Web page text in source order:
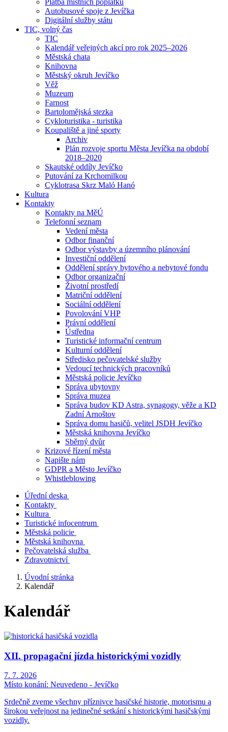
Platba místních poplatků
Autobusové spoje z Jevíčka
Digitální služby státu
TIC, volný čas
TIC
Kalendář veřejných akcí pro rok 2025–2026
Městská chata
Knihovna
Městský okruh Jevíčko
Věž
Muzeum
Farnost
Bartolomějská stezka
Cykloturistika - turistika
Koupaliště a jiné sporty
Archiv
Plán rozvoje sportu Města Jevíčka na období
2018–2020
Skautské oddíly Jevíčko
Putování za Krchomilkou
Cyklotrasa Skrz Maló Hanó
Kultura
Kontakty
Kontakty na MěÚ
Telefonní seznam
Vedení města
Odbor finanční
Odbor výstavby a územního plánování
Investiční oddělení
Oddělení správy bytového a nebytové fondu
Odbor organizační
Životní prostředí
Matriční oddělení
Sociální oddělení
Povolování VHP
Právní oddělení
Ústředna
Turistické informační centrum
Kulturní oddělení
Středisko pečovatelské služby
Vedoucí technických pracovníků
Městská policie Jevíčko
Správa ubytovny
Správa muzea
Správa budov KD Astra, synagogy, věže a KD
Zadní Arnoštov
Správa domu hasičů, velitel JSDH Jevíčko
Městská knihovna Jevíčko
Sběrný dvůr
Krizové řízení města
Napište nám
GDPR a Město Jevíčko
Whistleblowing
Úřední deska
Kontakty
Kultura
Turistické infocentrum
Městská policie
Městská knihovna
Pečovatelská služba
Zdravotnictví
Úvodní stránka
Kalendář
Kalendář
XII. propagační jízda historickými vozidly
7. 7. 2026
Místo konání: Neuvedeno - Jevíčko
Srdečně zveme všechny příznivce hasičské historie, motorismu a
širokou veřejnost na jedinečné setkání s historickými hasičskými
vozidly.